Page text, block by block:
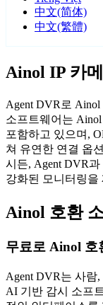
中文(简体)
中文(繁體)
Ainol IP 카
Agent DVR로
소프트웨어는
포함하고 있으며,
쳐 유연한 연결 옵
시든, Agent DVR
강화된 모니터링을
Ainol 호환
무료로 Ainol 호
Agent DVR는 사람
AI 기반 감시 소프